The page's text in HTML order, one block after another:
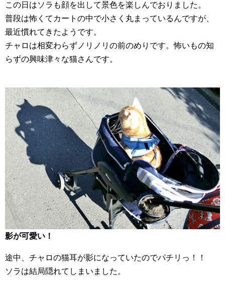
この日はソラも顔を出して景色を楽しんでおりました。
普段は怖くてカートの中で小さく丸まっているんですが、
最近慣れてきたようです。
チャロは相変わらずノリノリの前のめりです。怖いもの知
らずの興味津々な猫さんです。
影が可愛い！
途中、チャロの猫耳が影になっていたのでパチリっ！！
ソラは結局隠れてしまいました。